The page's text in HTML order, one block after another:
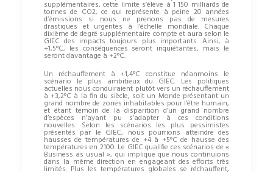
supplémentaires, cette limite s’élève à 1 150 milliards de
tonnes de CO2, ce qui représente à peine 20 années
d’émissions si nous ne prenons pas de mesures
drastiques et urgentes à l’échelle mondiale. Chaque
dixième de degré supplémentaire compte et aura selon le
GIEC des impacts toujours plus importants. Ainsi, à
+1,5°C, les conséquences seront inquiétantes, mais le
seront davantage à +2°C.
Un réchauffement à +1,4°C constitue néanmoins le
scénario le plus ambitieux du GIEC. Les politiques
actuelles nous conduiraient plutôt vers un réchauffement
à +3,2°C à la fin du siècle, soit un Monde présentant un
grand nombre de zones inhabitables pour l’être humain,
et étant témoin de la disparition d’un grand nombre
d’espèces n’ayant pu s’adapter à ces conditions
nouvelles. Selon les scénarios les plus pessimistes
présentés par le GIEC, nous pourrions atteindre des
hausses de températures de +4 à +5°C de hausse des
températures en 2100. Le GIEC qualifie ces scénarios de «
Business as usual », qui implique que nous continuions
dans la même direction en engageant des efforts très
limités. Plus les températures globales se réchauffent,